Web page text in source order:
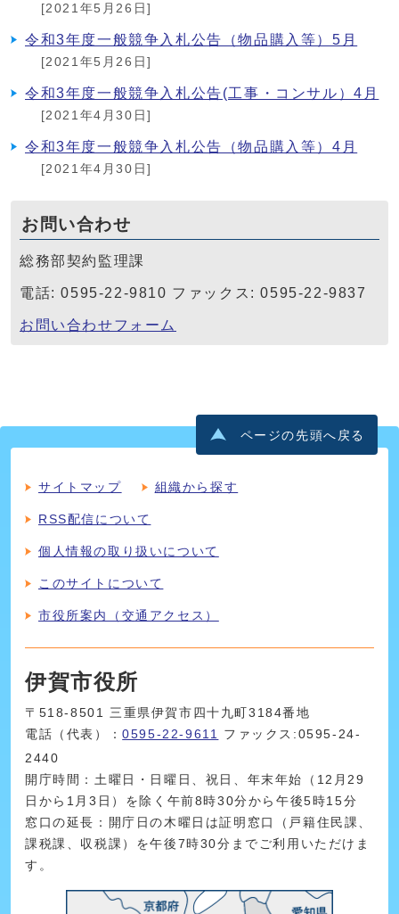
[2021年5月26日]
令和3年度一般競争入札公告（物品購入等）5月
[2021年5月26日]
令和3年度一般競争入札公告(工事・コンサル）4月
[2021年4月30日]
令和3年度一般競争入札公告（物品購入等）4月
[2021年4月30日]
お問い合わせ
総務部契約監理課
電話: 0595-22-9810 ファックス: 0595-22-9837
お問い合わせフォーム
ページの先頭へ戻る
サイトマップ 組織から探す
RSS配信について
個人情報の取り扱いについて
このサイトについて
市役所案内（交通アクセス）
伊賀市役所
〒518-8501 三重県伊賀市四十九町3184番地
電話（代表）：0595-22-9611
ファックス:0595-24-
2440
開庁時間：土曜日・日曜日、祝日、年末年始（12月29
日から1月3日）を除く午前8時30分から午後5時15分
窓口の延長：開庁日の木曜日は証明窓口（戸籍住民課、
課税課、収税課）を午後7時30分までご利用いただけま
す。